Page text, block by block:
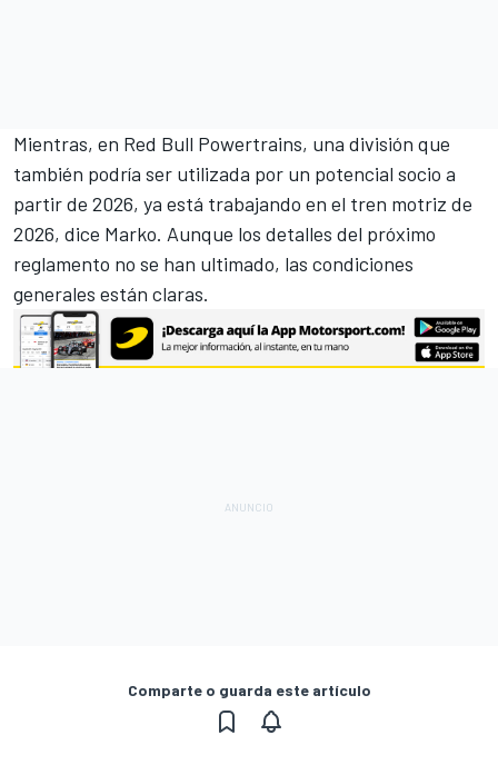
Mientras, en Red Bull Powertrains, una división que
también podría ser utilizada por un potencial socio a
partir de 2026, ya está trabajando en el tren motriz de
2026, dice Marko. Aunque los detalles del próximo
reglamento no se han ultimado, las condiciones
generales están claras.
Comparte o guarda este artículo